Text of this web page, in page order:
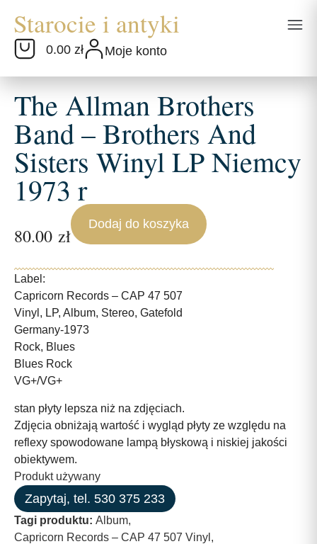
0.00 zł Moje konto
The Allman Brothers
Band – Brothers And
Sisters Winyl LP Niemcy
1973 r
80.00 zł
Dodaj do koszyka
Label:
Capricorn Records – CAP 47 507
Vinyl, LP, Album, Stereo, Gatefold
Germany-1973
Rock, Blues
Blues Rock
VG+/VG+
stan płyty lepsza niż na zdjęciach.
Zdjęcia obniżają wartość i wygląd płyty ze względu na
reflexy spowodowane lampą błyskową i niskiej jakości
obiektywem.
Produkt używany
Zapytaj, tel. 530 375 233
Tagi produktu: Album,
Capricorn Records – CAP 47 507 Vinyl ,